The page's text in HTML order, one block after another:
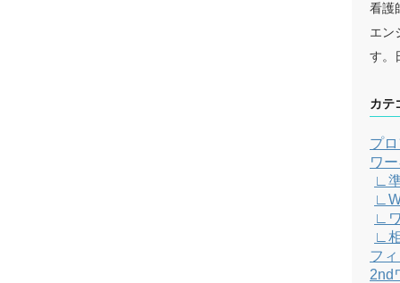
看護
エン
す。
カテ
プ
ワ
∟
∟
∟
フ
2nd